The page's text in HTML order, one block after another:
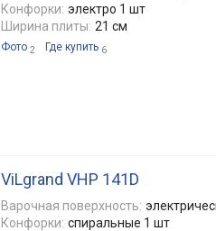
Конфорки: электро 1 шт
Ширина плиты: 21 см
Фото 2 Где купить 6
ViLgrand VHP 141D
Варочная поверхность:
Конфорки: спиральные 1 шт